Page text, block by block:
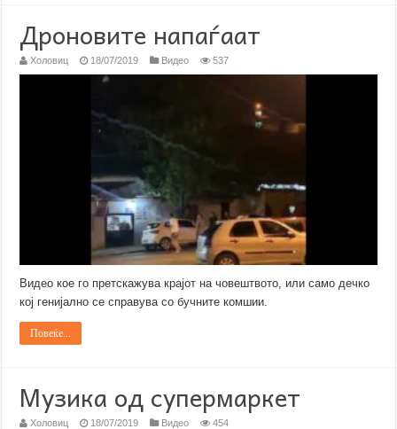
Дроновите напаѓаат
Холовиц 18/07/2019 Видео 537
Видео кое го претскажува крајот на човештвото, или само дечко
кој генијално се справува со бучните комшии.
Повеќе...
Музика од супермаркет
Холовиц 18/07/2019 Видео 454